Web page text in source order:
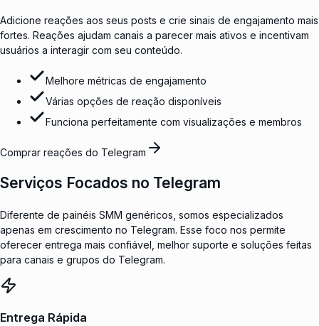
Adicione reações aos seus posts e crie sinais de engajamento mais
fortes. Reações ajudam canais a parecer mais ativos e incentivam
usuários a interagir com seu conteúdo.
Melhore métricas de engajamento
Várias opções de reação disponíveis
Funciona perfeitamente com visualizações e membros
Comprar reações do Telegram
Serviços Focados no Telegram
Diferente de painéis SMM genéricos, somos especializados
apenas em crescimento no Telegram. Esse foco nos permite
oferecer entrega mais confiável, melhor suporte e soluções feitas
para canais e grupos do Telegram.
Entrega Rápida